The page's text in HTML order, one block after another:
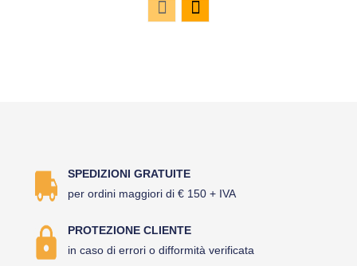
SPEDIZIONI GRATUITE
per ordini maggiori di € 150 + IVA
PROTEZIONE CLIENTE
in caso di errori o difformità verificata